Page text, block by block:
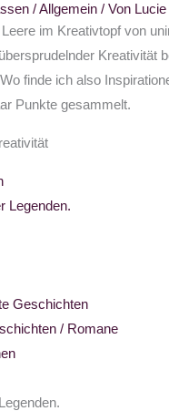
/Allgemein / Von
im Kreativtopf von
Kreativität
finde ich also
Punkte gesammelt.
Legenden.
Geschichten
/ Romane